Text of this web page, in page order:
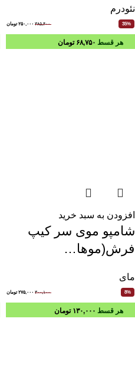
نئودرم
35% ۳۸۵,۴۰۰ ۲۵۰,۰۰۰ تومان
هر قسط ۶۸,۷۵۰ تومان
افزودن به سبد خرید
شامپو موی سر کیپ
فرش(موها…
مای
8% ۳۰۰,۱۰۰ ۲۷۵,۰۰۰ تومان
هر قسط ۱۳۰,۰۰۰ تومان